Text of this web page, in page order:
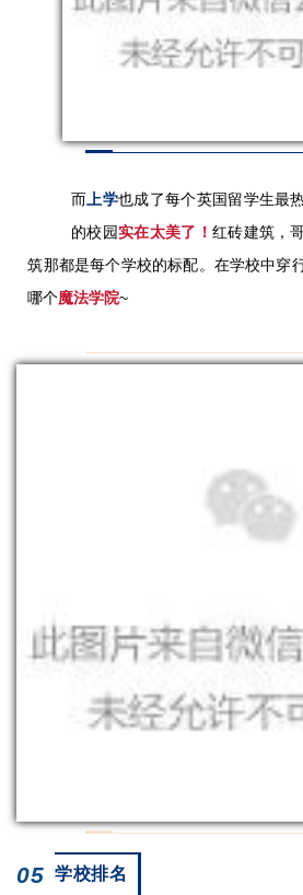
而 上学也成了每个英国留学生最
的校园实在太美了！ 红砖建筑，
筑那都是每个学校的标配。在学校中穿
哪个魔法学院~
05 学校排名